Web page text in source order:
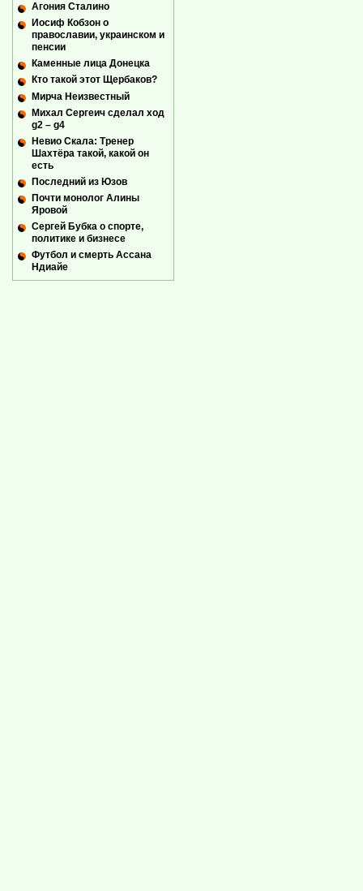
Агония Сталино
Иосиф Кобзон о
православии, украинском и
пенсии
Каменные лица Донецка
Кто такой этот Щербаков?
Мирча Неизвестный
Михал Сергеич сделал ход
g2 – g4
Невио Скала: Тренер
Шахтёра такой, какой он
есть
Последний из Юзов
Почти монолог Алины
Яровой
Сергей Бубка о спорте,
политике и бизнесе
Футбол и смерть Ассана
Ндиайе